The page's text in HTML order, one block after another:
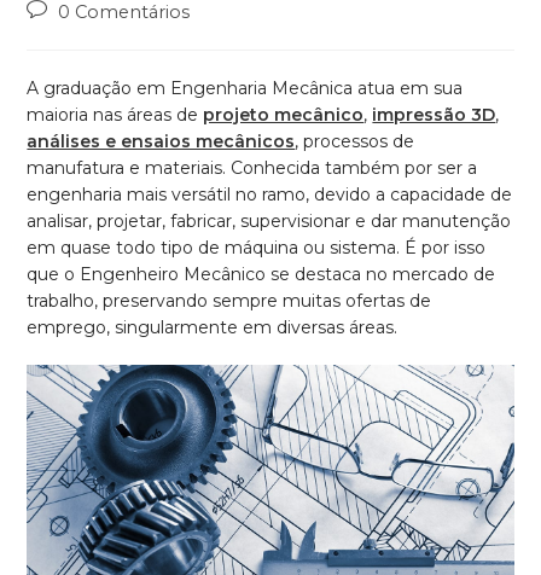
Post0 Comentários
A graduação em Engenharia Mecânica atua em sua
maioria nas áreas de projeto mecânico, impressão 3D,
análises e ensaios mecânicos, processos de
manufatura e materiais. Conhecida também por ser a
engenharia mais versátil no ramo, devido a capacidade de
analisar, projetar, fabricar, supervisionar e dar manutenção
em quase todo tipo de máquina ou sistema. É por isso
que o Engenheiro Mecânico se destaca no mercado de
trabalho, preservando sempre muitas ofertas de
emprego, singularmente em diversas áreas.